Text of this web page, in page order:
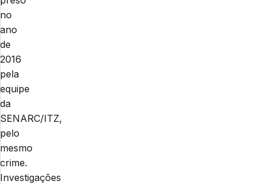
no
ano
de
2016
pela
equipe
da
SENARC/ITZ,
pelo
mesmo
crime.
Investigações